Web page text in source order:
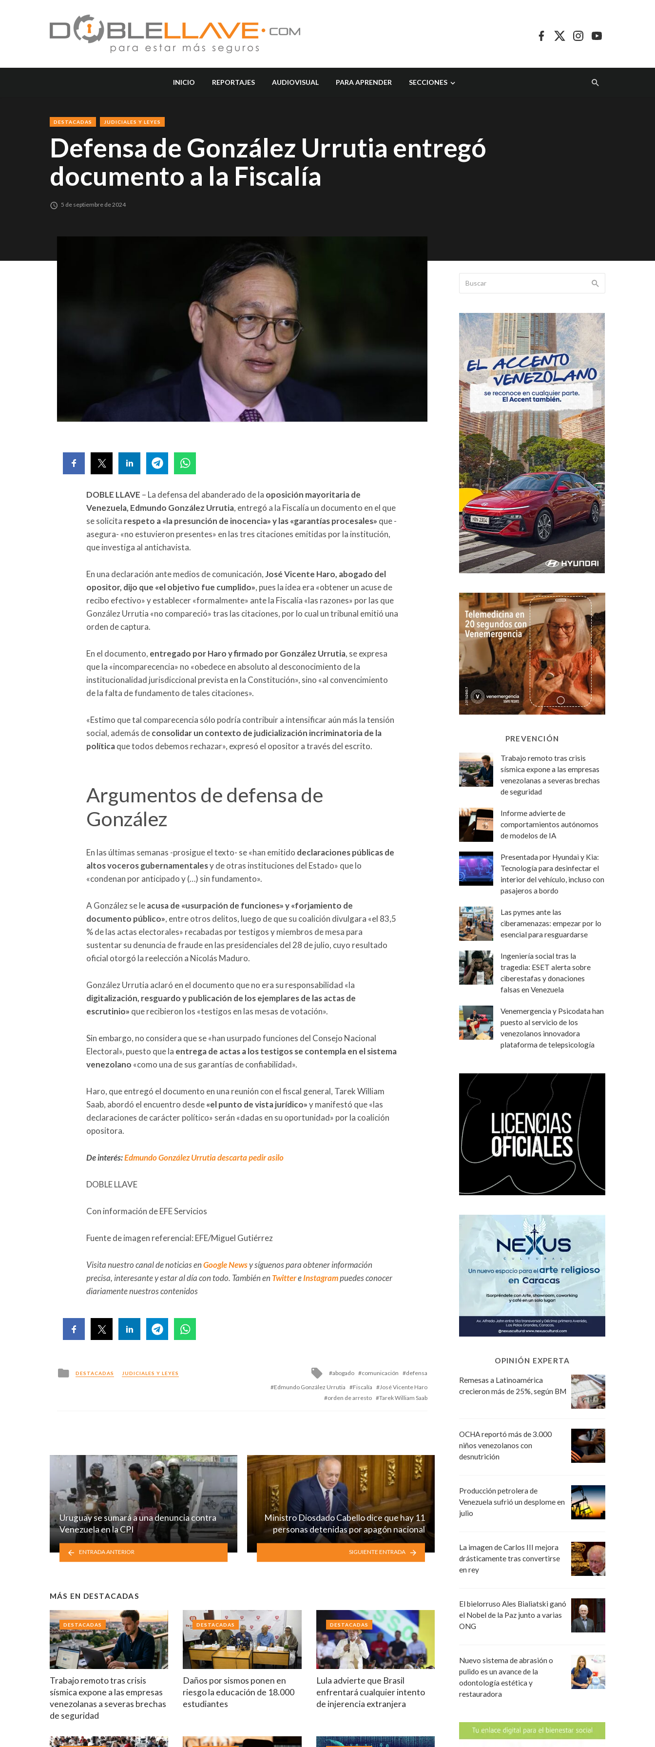
INICIO REPORTAJES AUDIOVISUAL PARA APRENDER SECCIONES
DESTACADAS JUDICIALES Y LEYES
Defensa de González Urrutia entregó
documento a la Fiscalía
5 de septiembre de 2024
DOBLE LLAVE – La defensa del abanderado de la oposición mayoritaria de
Venezuela, Edmundo González Urrutia, entregó a la Fiscalía un documento en el que
se solicita respeto a «la presunción de inocencia» y las «garantías procesales» que -
asegura- «no estuvieron presentes» en las tres citaciones emitidas por la institución,
que investiga al antichavista.
En una declaración ante medios de comunicación,José Vicente Haro, abogado del
opositor, dijo que «el objetivo fue cumplido», pues la idea era «obtener un acuse de
recibo efectivo» y establecer «formalmente» ante la Fiscalía «las razones» por las que
González Urrutia «no compareció» tras las citaciones, por lo cual un tribunal emitió una
orden de captura.
En el documento, entregado por Haro y firmado por González Urrutia, se expresa
que la «incomparecencia» no «obedece en absoluto al desconocimiento de la
institucionalidad jurisdiccional prevista en la Constitución», sino «al convencimiento
de la falta de fundamento de tales citaciones».
«Estimo que tal comparecencia sólo podría contribuir a intensificar aún más la tensión
social, además deconsolidar un contexto de judicialización incriminatoria de la
políticaque todos debemos rechazar», expresó el opositor a través del escrito.
Argumentos de defensa de
González
En las últimas semanas -prosigue el texto- se «han emitido declaraciones públicas de
altos voceros gubernamentalesy de otras instituciones del Estado» que lo
«condenan por anticipado y (…) sin fundamento».
A González se leacusa de «usurpación de funciones» y «forjamiento de
documento público», entre otros delitos, luego de que su coalición divulgara «el 83,5
% de las actas electorales» recabadas por testigos y miembros de mesa para
sustentar su denuncia de fraude en las presidenciales del 28 de julio, cuyo resultado
oficial otorgó la reelección a Nicolás Maduro.
González Urrutia aclaró en el documento que no era su responsabilidad «la
digitalización, resguardo y publicación de los ejemplares de las actas de
escrutinio» que recibieron los «testigos en las mesas de votación».
Sin embargo, no considera que se «han usurpado funciones del Consejo Nacional
Electoral», puesto que la entrega de actas a los testigos se contempla en el sistema
venezolano «como una de sus garantías de confiabilidad».
Haro, que entregó el documento en una reunión con el fiscal general, Tarek William
Saab, abordó el encuentro desde«el punto de vista jurídico»y manifestó que «las
declaraciones de carácter político» serán «dadas en su oportunidad» por la coalición
opositora.
De interés:Edmundo González Urrutia descarta pedir asilo
DOBLE LLAVE
Con información de EFE Servicios
Fuente de imagen referencial: EFE/Miguel Gutiérrez
Visita nuestro canal de noticias enGoogle Newsy síguenos para obtener información
precisa, interesante y estar al día con todo. También en TwittereInstagrampuedes conocer
diariamente nuestros contenidos
Posted
in
DESTACADAS JUDICIALES Y LEYES
Tagged
abogado comunicación
defensa
Edmundo González Urrutia
Fiscalía
José Vicente Haro
orden de arresto
Tarek William Saab
Uruguay se sumará a una denuncia contra
Venezuela en la CPI
ENTRADA ANTERIOR
Ministro Diosdado Cabello dice que hay 11
personas detenidas por apagón nacional
SIGUIENTE ENTRADA
MÁS EN DESTACADAS
Trabajo remoto tras crisis
sísmica expone a las empresas
venezolanas a severas brechas
de seguridad
DESTACADAS
Daños por sismos ponen en
riesgo la educación de 18.000
estudiantes
DESTACADAS
Lula advierte que Brasil
enfrentará cualquier intento
de injerencia extranjera
DESTACADAS
PREVENCIÓN
Trabajo remoto tras crisis
sísmica expone a las empresas
venezolanas a severas brechas
de seguridad
Informe advierte de
comportamientos autónomos
de modelos de IA
Presentada por Hyundai y Kia:
Tecnología para desinfectar el
interior del vehículo, incluso con
pasajeros a bordo
Las pymes ante las
ciberamenazas: empezar por lo
esencial para resguardarse
Ingeniería social tras la
tragedia: ESET alerta sobre
ciberestafas y donaciones
falsas en Venezuela
Venemergencia y Psicodata han
puesto al servicio de los
venezolanos innovadora
plataforma de telepsicología
OPINIÓN EXPERTA
Remesas a Latinoamérica
crecieron más de 25%, según BM
OCHA reportó más de 3.000
niños venezolanos con
desnutrición
Producción petrolera de
Venezuela sufrió un desplome en
julio
La imagen de Carlos III mejora
drásticamente tras convertirse
en rey
El bielorruso Ales Bialiatski ganó
el Nobel de la Paz junto a varias
ONG
Nuevo sistema de abrasión o
pulido es un avance de la
odontología estética y
restauradora